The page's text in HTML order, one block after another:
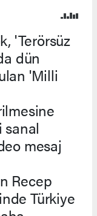
'Terörsüz
dün
'Milli
sanal
mesaj
Recep
Türkiye